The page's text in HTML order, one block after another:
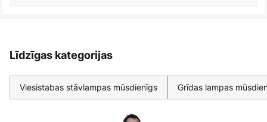
Līdzīgas kategorijas
Viesistabas stāvlampas mūsdienīgs Grīdas lampas